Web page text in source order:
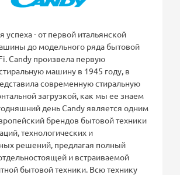
успеха - от первой итальянской
до модельного ряда бытовой
Candy произвела первую
машину в 1945 году, в
современную стиральную
загрузкой, как мы ее знаем
день Candy является одним
брендов бытовой техники
технологических и
решений, предлагая полный
и встраиваемой
бытовой техники. Всю технику